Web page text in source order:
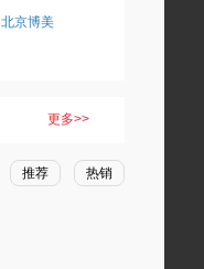
北京博美
更多>>
推荐 热销